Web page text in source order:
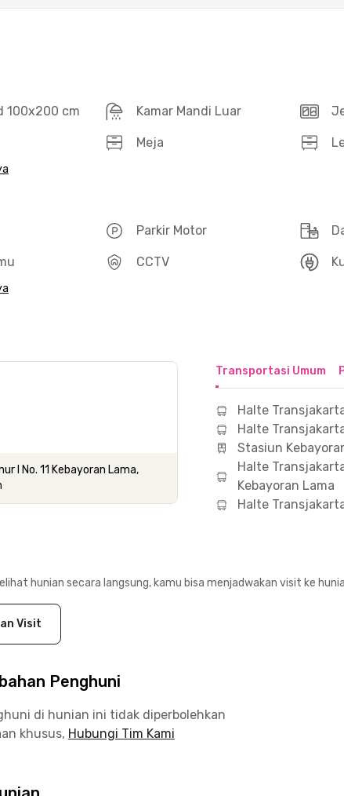
100x200 cm Kamar Mandi Luar
Meja
Parkir Motor
CCTV
I No. 11 Kebayoran Lama,
Transportasi Umum
Halte
Halte
Stasiun
Halte
Kebayoran Lama
Halte
hunian secara langsung, kamu bisa menjadwakan visit ke
Visit
Penghuni
di hunian ini tidak diperbolehkan
khusus, Hubungi Tim Kami